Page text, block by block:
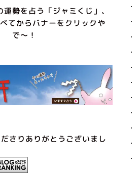
勢を占う「ジャミくじ」、
てからバナーをクリックや
で〜！
さりありがとうございまし